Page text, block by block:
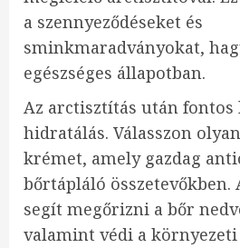
a szennyeződéseket és
sminkmaradványokat,
egészséges állapotban.
Az arctisztítás után fontos
hidratálás. Válasszon
krémet, amely gazdag
bőrtápláló
segít megőrizni a bőr
valamint védi a